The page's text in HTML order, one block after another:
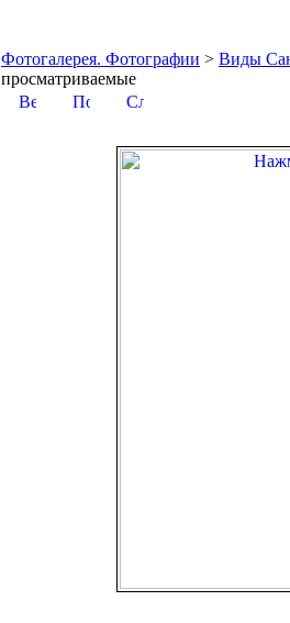
Фотогалерея. Фотографии > Виды
просматриваемые